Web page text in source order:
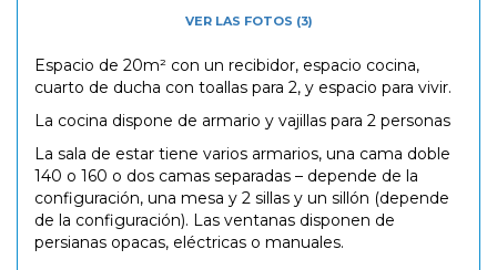
VER LAS FOTOS (3)
Espacio de 20m² con un recibidor, espacio cocina,
cuarto de ducha con toallas para 2, y espacio para vivir.
La cocina dispone de armario y vajillas para 2 personas
La sala de estar tiene varios armarios, una cama doble
140 o 160 o dos camas separadas – depende de la
configuración, una mesa y 2 sillas y un sillón (depende
de la configuración). Las ventanas disponen de
persianas opacas, eléctricas o manuales.